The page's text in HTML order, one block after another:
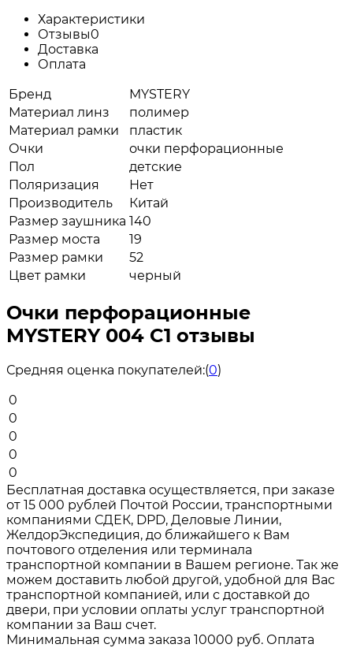
Характеристики
Отзывы0
Доставка
Оплата
Бренд
MYSTERY
Материал линз
полимер
Материал рамки
пластик
Очки
очки перфорационные
Пол
детские
Поляризация
Нет
Производитель
Китай
Размер заушника 140
Размер моста
19
Размер рамки
52
Цвет рамки
черный
Очки перфорационные
MYSTERY 004 C1 отзывы
Средняя оценка покупателей:(0)
0
0
0
0
0
Бесплатная доставка осуществляется, при заказе
от 15 000 рублей Почтой России, транспортными
компаниями СДЕК, DPD, Деловые Линии,
ЖелдорЭкспедиция, до ближайшего к Вам
почтового отделения или терминала
транспортной компании в Вашем регионе. Так же
можем доставить любой другой, удобной для Вас
транспортной компанией, или с доставкой до
двери, при условии оплаты услуг транспортной
компании за Ваш счет.
Минимальная сумма заказа 10000 руб. Оплата